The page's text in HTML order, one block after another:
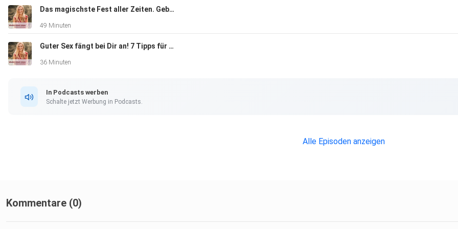
Weitere Infos zu den Seminaren findest du hier:
www.weiblichkeit-leben.de
Das magischste Fest aller Zeiten. Geburtsbericht einer selbstbestimmten, schmerzfreien Alleingeburt
49 Minuten
Guter Sex fängt bei Dir an! 7 Tipps für mehr Leidenschaft & Sinnlichkeit beim Sex
36 Minuten
In Podcasts werben
Schalte jetzt Werbung in Podcasts.
Alle Episoden anzeigen
Kommentare (0)